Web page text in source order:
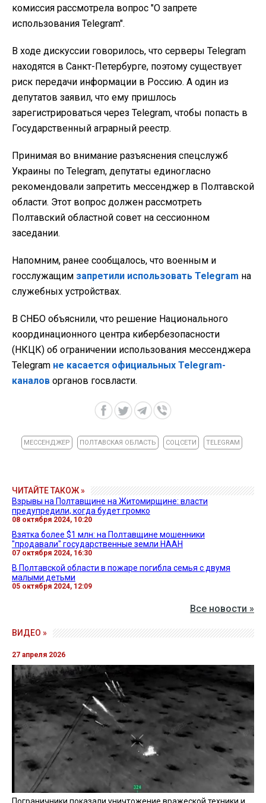
комиссия рассмотрела вопрос "О запрете
использования Telegram".
В ходе дискуссии говорилось, что серверы Telegram
находятся в Санкт-Петербурге, поэтому существует
риск передачи информации в Россию. А один из
депутатов заявил, что ему пришлось
зарегистрироваться через Telegram, чтобы попасть в
Государственный аграрный реестр.
Принимая во внимание разъяснения спецслужб
Украины по Telegram, депутаты единогласно
рекомендовали запретить мессенджер в Полтавской
области. Этот вопрос должен рассмотреть
Полтавский областной совет на сессионном
заседании.
Напомним, ранее сообщалось, что военным и
госслужащим запретили использовать Telegram на
служебных устройствах.
В СНБО объяснили, что решение Национального
координационного центра кибербезопасности
(НКЦК) об ограничении использования мессенджера
Telegram не касается официальных Telegram-
каналов органов госвласти.
МЕССЕНДЖЕР ПОЛТАВСКАЯ ОБЛАСТЬ СОЦСЕТИ TELEGRAM
ЧИТАЙТЕ ТАКОЖ »
Взрывы на Полтавщине на Житомирщине: власти
предупредили, когда будет громко
08 октября 2024, 10:20
Взятка более $1 млн: на Полтавщине мошенники
"продавали" государственные земли НААН
07 октября 2024, 16:30
В Полтавской области в пожаре погибла семья с двумя
малыми детьми
05 октября 2024, 12:09
Все новости »
ВИДЕО »
27 апреля 2026